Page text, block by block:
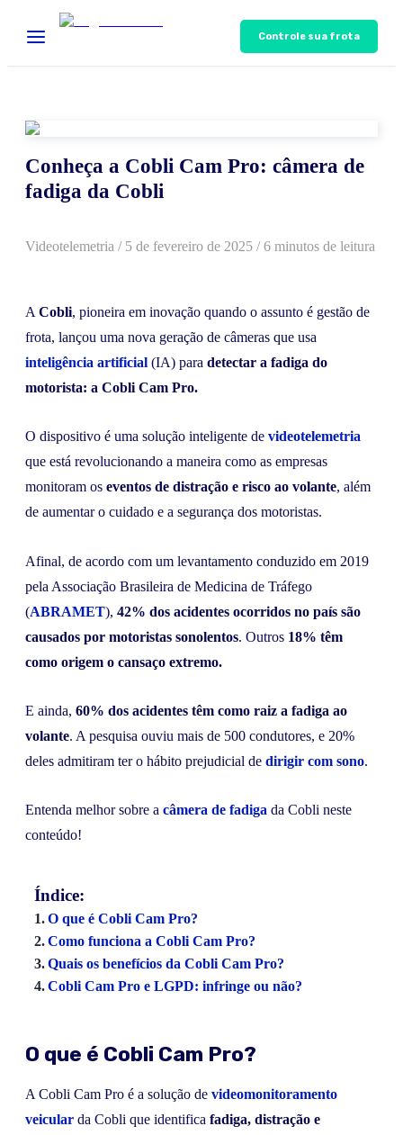
Controle sua frota
Conheça a Cobli Cam Pro: câmera de
fadiga da Cobli
Videotelemetria / 5 de fevereiro de 2025 / 6 minutos de leitura
A Cobli, pioneira em inovação quando o assunto é gestão de
frota, lançou uma nova geração de câmeras que usa
inteligência artificial (IA) para detectar a fadiga do
motorista: a Cobli Cam Pro.
O dispositivo é uma solução inteligente de videotelemetria
que está revolucionando a maneira como as empresas
monitoram os eventos de distração e risco ao volante, além
de aumentar o cuidado e a segurança dos motoristas.
Afinal, de acordo com um levantamento conduzido em 2019
pela Associação Brasileira de Medicina de Tráfego
(ABRAMET), 42% dos acidentes ocorridos no país são
causados por motoristas sonolentos. Outros 18% têm
como origem o cansaço extremo.
E ainda, 60% dos acidentes têm como raiz a fadiga ao
volante. A pesquisa ouviu mais de 500 condutores, e 20%
deles admitiram ter o hábito prejudicial de dirigir com sono.
Entenda melhor sobre a câmera de fadiga da Cobli neste
conteúdo!
Índice:
O que é Cobli Cam Pro?
Como funciona a Cobli Cam Pro?
Quais os benefícios da Cobli Cam Pro?
Cobli Cam Pro e LGPD: infringe ou não?
O que é Cobli Cam Pro?
A Cobli Cam Pro é a solução de videomonitoramento
veicular da Cobli que identifica fadiga, distração e